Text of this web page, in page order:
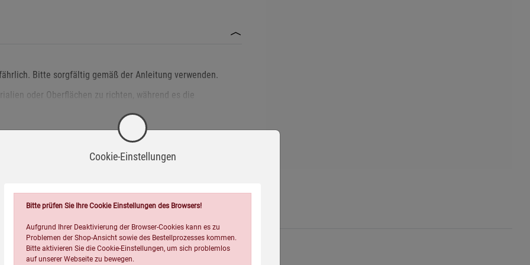
Bitte sorgfältig gemäß der Anleitung verwenden.
oder Oberflächen zu richten, während es die
von Kindern auf, um ungewollte Nutzung zu verhindern.
Schäden an den Spiegeln oder der Haltevorrichtung zu
zu Verbrennungen führen kann.
Passend dazu
Cookie-Einstellungen
Bitte prüfen Sie Ihre Cookie Einstellungen des Browsers!
Aufgrund Ihrer Deaktivierung der Browser-Cookies kann es zu
Problemen der Shop-Ansicht sowie des Bestellprozesses kommen.
Bitte aktivieren Sie die Cookie-Einstellungen, um sich problemlos
auf unserer Webseite zu bewegen.